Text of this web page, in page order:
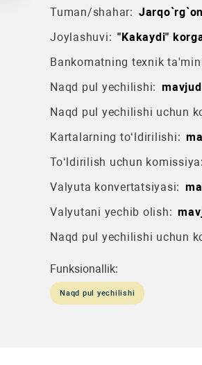
Tuman/shahar:
Joylashuvi: "Kakaydi"
Bankomatning texnik
Naqd pul yechilishi: mavjud
Naqd pul yechilishi uchun
Kartalarning to‘ldirilishi:
To‘ldirilish uchun komissiya:
Valyuta konvertatsiyasi:
Valyutani yechib olish:
Naqd pul yechilishi uchun
Funksionallik:
Naqd pul yechilishi